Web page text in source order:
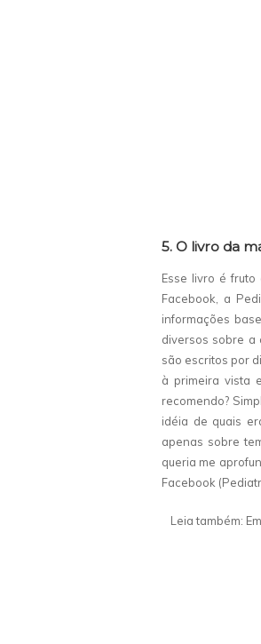
5. O livro da
Esse livro é
Facebook, a
informações
diversos sobre a
são escritos por
à primeira vista
recomendo?
idéia de quais
apenas sobre
queria me
Facebook
Leia também: